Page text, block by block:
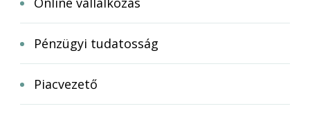
Pénzügyi tudatosság
Piacvezető